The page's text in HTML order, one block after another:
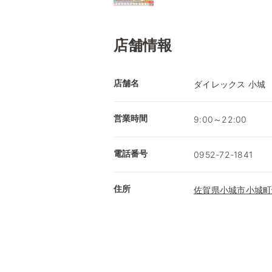
店舗情報
店舗名 ダイレックス 小城
営業時間 9:00～22:00
電話番号 0952-72-1841
住所 佐賀県小城市小城